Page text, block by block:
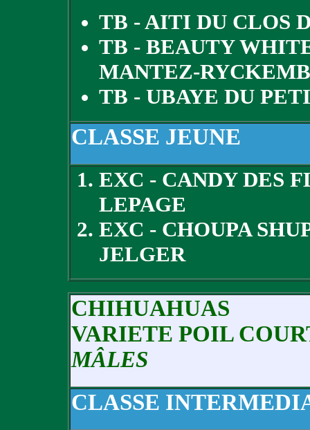
TB - AITI DU CLOS
TB - BEAUTY
MANTEZ-
TB - UBAYE DU
CLASSE JEUNE
EXC - CANDY DES
LEPAGE
EXC - CHOUPA
JELGER
CHIHUAHUAS
VARIETE POIL
MÂLES
CLASSE